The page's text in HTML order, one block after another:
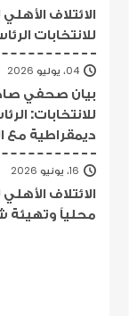
الائتلاف
للانتخابات
04، يوليو 2026
بيان صحفي
للانتخابات:
ديمقراطية مع
16، يونيو 2026
الائتلاف
محلياً وتهيئة